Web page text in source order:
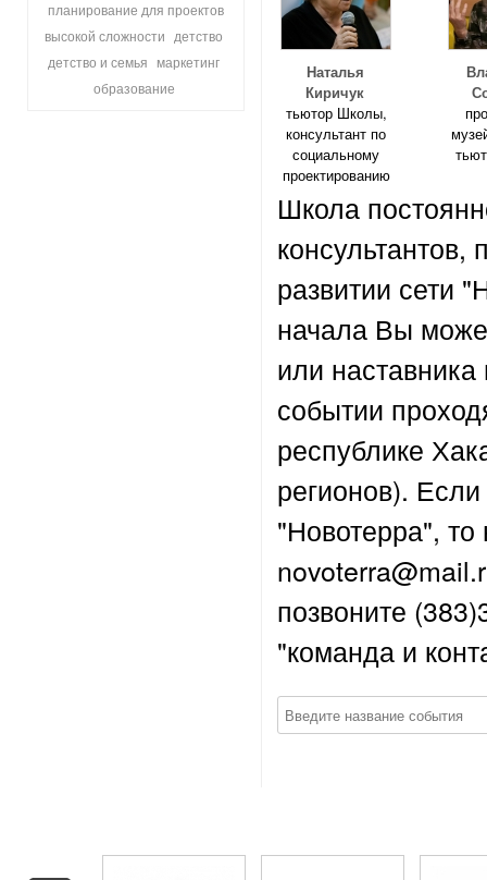
планирование для проектов
высокой сложности детство
детство и семья
маркетинг
образование
Наталья
Киричук
тьютор Школы,
консультант по
социальному
проектированию
Школа
консультантов,
развитии сети
начала Вы
или
событии
республике
регионов).
"Новотерра",
позвоните
"команда и